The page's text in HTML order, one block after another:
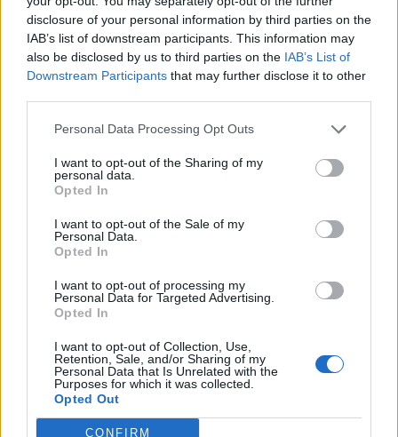
disclosure of your personal information by third parties on the
IAB’s list of downstream participants. This information may
also be disclosed by us to third parties on the IAB’s List of
Downstream Participants that may further disclose it to other
Personal Data Processing Opt Outs
I want to opt-out of the Sharing of my
personal data.
Opted In
I want to opt-out of the Sale of my
Personal Data.
Opted In
I want to opt-out of processing my
Personal Data for Targeted Advertising.
Opted In
I want to opt-out of Collection, Use,
Retention, Sale, and/or Sharing of my
Personal Data that Is Unrelated with the
Purposes for which it was collected.
Opted Out
CONFIRM
Il materiale (testo, foto e video) consultabile in questo portale è di nostra proprietà.
Alcune foto (screenshot) ed articoli presenti su "Milan Magazine" sono in parte giunti da
internet, in quanto arrivati alla nostra attenzione attraverso regolari comunicati stampa
con immagini e testi allegati ed autorizzati alla pubblicazione, e quindi valutati di
pubblico dominio. Se i soggetti o gli autori avessero qualcosa in contrario alla